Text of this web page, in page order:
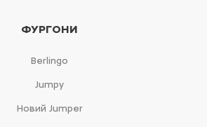
ФУРГОНИ
Berlingo
Jumpy
Новий Jumper